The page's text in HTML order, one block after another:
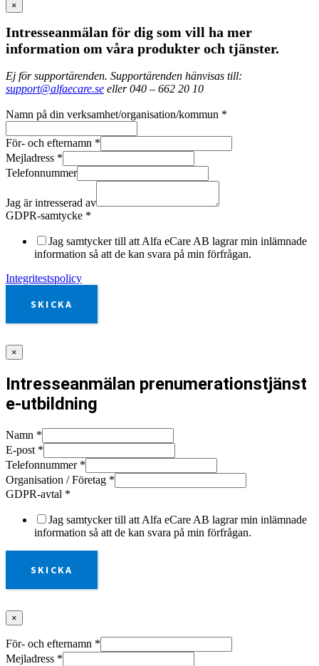
×
Intresseanmälan för dig som vill ha mer
information om våra produkter och tjänster.
Ej för supportärenden. Supportärenden hänvisas till:
support@alfaecare.se eller 040 – 662 20 10
Namn på din verksamhet/organisation/kommun *
För- och efternamn *
Mejladress *
Telefonnummer
Jag är intresserad av
GDPR-samtycke *
Jag samtycker till att Alfa eCare AB lagrar min inlämnade
information så att de kan svara på min förfrågan.
Integritestspolicy
SKICKA
×
Intresseanmälan prenumerationstjänst
e-utbildning
Namn *
E-post *
Telefonnummer *
Organisation / Företag *
GDPR-avtal *
Jag samtycker till att Alfa eCare AB lagrar min inlämnade
information så att de kan svara på min förfrågan.
SKICKA
×
För- och efternamn *
Mejladress *